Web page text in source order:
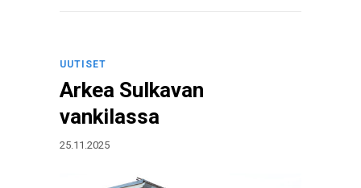
UUTISET
Arkea Sulkavan
vankilassa
25.11.2025